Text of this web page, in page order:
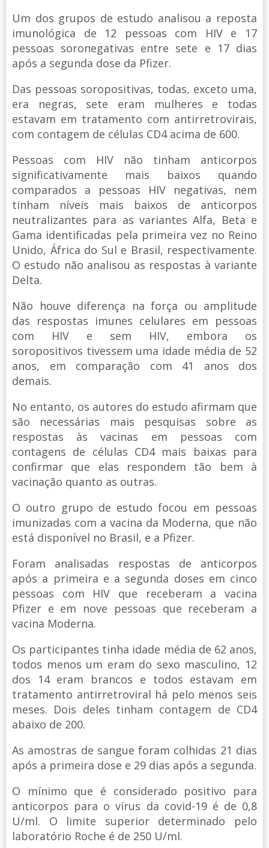
Um dos grupos de estudo analisou a reposta
imunológica de 12 pessoas com HIV e 17
pessoas soronegativas entre sete e 17 dias
após a segunda dose da Pfizer.
Das pessoas soropositivas, todas, exceto uma,
era negras, sete eram mulheres e todas
estavam em tratamento com antirretrovirais,
com contagem de células CD4 acima de 600.
Pessoas com HIV não tinham anticorpos
significativamente mais baixos quando
comparados a pessoas HIV negativas, nem
tinham níveis mais baixos de anticorpos
neutralizantes para as variantes Alfa, Beta e
Gama identificadas pela primeira vez no Reino
Unido, África do Sul e Brasil, respectivamente.
O estudo não analisou as respostas à variante
Delta.
Não houve diferença na força ou amplitude
das respostas imunes celulares em pessoas
com HIV e sem HIV, embora os
soropositivos tivessem uma idade média de 52
anos, em comparação com 41 anos dos
demais.
No entanto, os autores do estudo afirmam que
são necessárias mais pesquisas sobre as
respostas às vacinas em pessoas com
contagens de células CD4 mais baixas para
confirmar que elas respondem tão bem à
vacinação quanto as outras.
O outro grupo de estudo focou em pessoas
imunizadas com a vacina da Moderna, que não
está disponível no Brasil, e a Pfizer.
Foram analisadas respostas de anticorpos
após a primeira e a segunda doses em cinco
pessoas com HIV que receberam a vacina
Pfizer e em nove pessoas que receberam a
vacina Moderna.
Os participantes tinha idade média de 62 anos,
todos menos um eram do sexo masculino, 12
dos 14 eram brancos e todos estavam em
tratamento antirretroviral há pelo menos seis
meses. Dois deles tinham contagem de CD4
abaixo de 200.
As amostras de sangue foram colhidas 21 dias
após a primeira dose e 29 dias após a segunda.
O mínimo que é considerado positivo para
anticorpos para o vírus da covid-19 é de 0,8
U/ml. O limite superior determinado pelo
laboratório Roche é de 250 U/ml.